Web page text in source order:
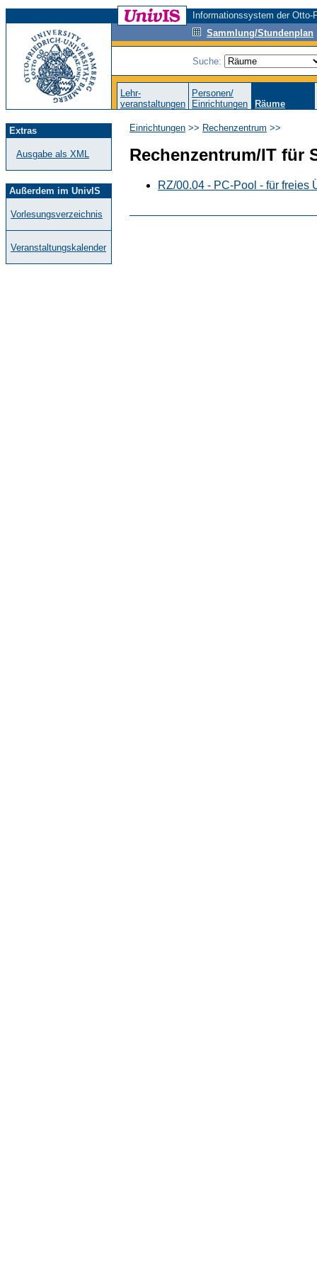
Informationssystem der
Sammlung/Stundenplan
Suche:
Lehr-
veranstaltungen
Personen/
Einrichtungen
Räume
Extras
Ausgabe als XML
Außerdem im UnivIS
Vorlesungsverzeichnis
Veranstaltungskalender
Einrichtungen >> Rechenzentrum >>
Rechenzentrum/IT für
RZ/00.04 - PC-Pool - für freies